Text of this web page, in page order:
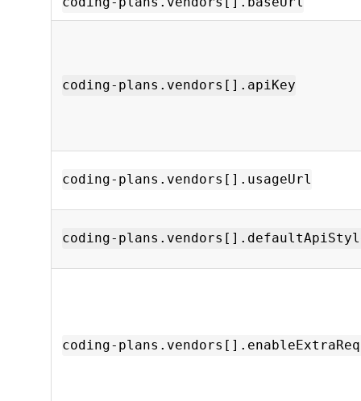
coding-plans.vendors[].apiKey
coding-plans.vendors[].usageUrl
coding-
coding-